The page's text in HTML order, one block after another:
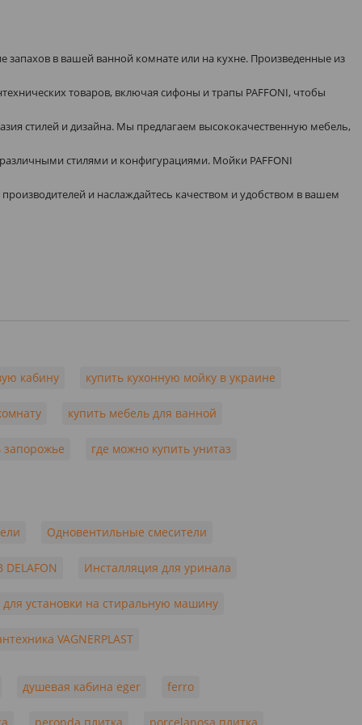
в вашей ванной комнате или на кухне. Произведенные из
товаров, включая сифоны и трапы PAFFONI, чтобы
стилей и дизайна. Мы предлагаем высококачественную мебель,
стилями и конфигурациями. Мойки PAFFONI
и наслаждайтесь качеством и удобством в вашем
кабину купить кухонную мойку в украине
купить мебель для ванной
запорожье где можно купить унитаз
Одновентильные смесители
DELAFON Инсталляция для уринала
установки на стиральную машину
VAGNERPLAST
душевая кабина eger ferro